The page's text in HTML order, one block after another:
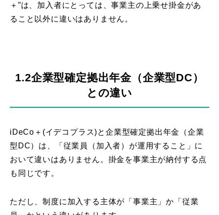
＋”は、加入者にとっては、事業主の上乗せ掛金があ
ること以外に違いはありません。
1.2企業型確定拠出年金（企業型DC）
との違い
iDeCo＋(イデコプラス)と企業型確定拠出年金（企業
型DC）は、「従業員（加入者）が運用すること」に
おいて違いはありません。掛金を事業主が納付する点
も同じです。
ただし、制度に加入する主体が「事業主」か「従業